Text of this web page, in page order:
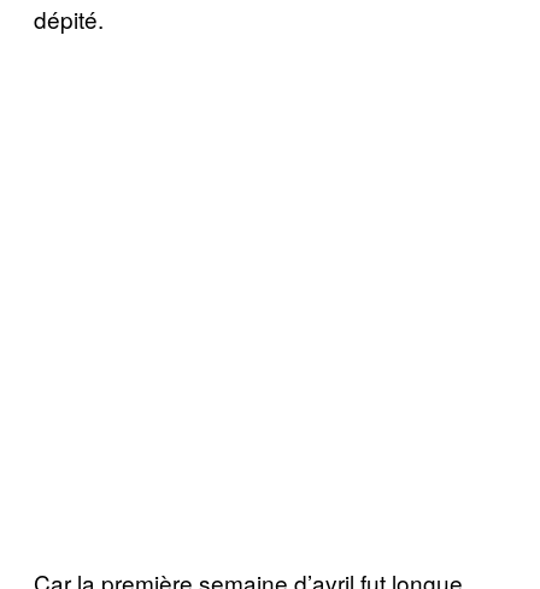
dépité.
Car la première semaine d’avril fut longue